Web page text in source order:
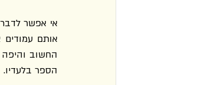
אי אפשר
הספר בלעדיו.